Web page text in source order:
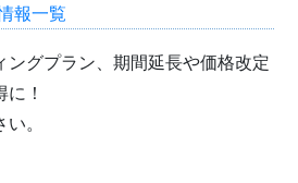
報一覧
ングプラン、期間延長や価格改定
！
。